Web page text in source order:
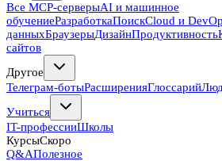
Все MCP-серверыAI и машинное
обучениеРазработкаПоискCloud и
данныхБраузерыДизайнПродуктивность
сайтов
Другое
Телеграм-ботыРасширенияГлоссарий
Учиться
IT-профессииШколы
КурсыСкоро
Q&AПолезное